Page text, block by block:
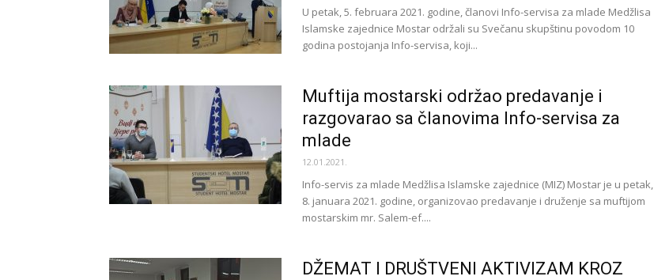
U petak, 5. februara 2021. godine, članovi Info-servisa za mlade Medžlisa
Islamske zajednice Mostar održali su Svečanu skupštinu povodom 10
godina postojanja Info-servisa, koji...
Muftija mostarski održao predavanje i
razgovarao sa članovima Info-servisa za
mlade
12.01.2021.
Info-servis za mlade Medžlisa Islamske zajednice (MIZ) Mostar je u petak,
8. januara 2021. godine, organizovao predavanje i druženje sa muftijom
mostarskim mr. Salem-ef....
DŽEMAT I DRUŠTVENI AKTIVIZAM KROZ